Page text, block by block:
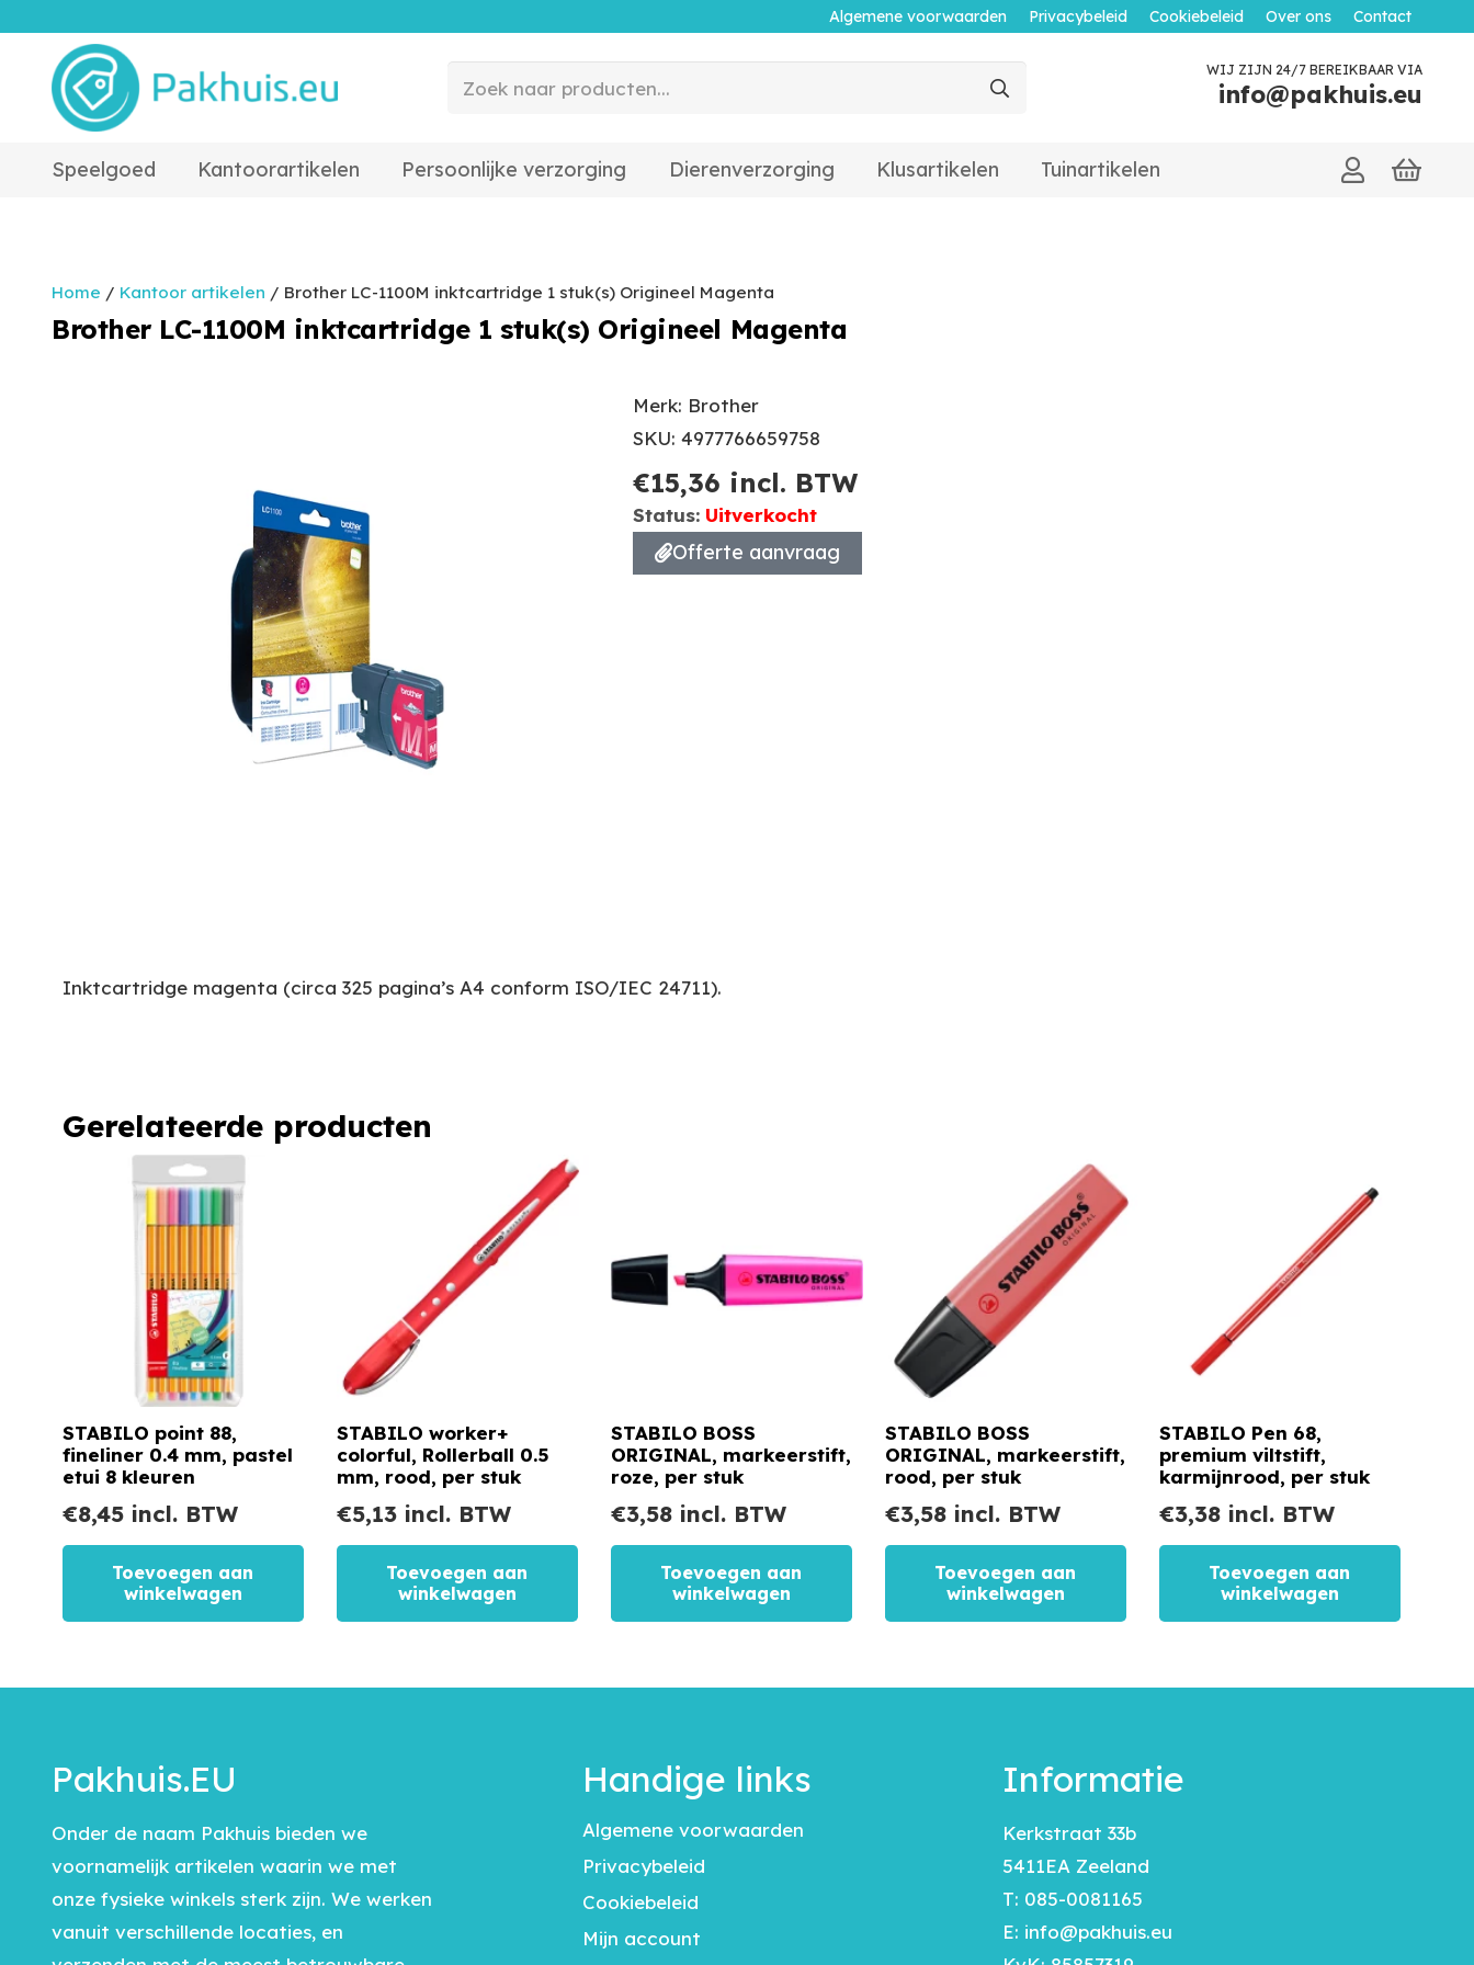
Algemene voorwaarden Privacybeleid Cookiebeleid Over ons Contact
WIJ ZIJN 24/7 BEREIKBAAR VIA
info@pakhuis.eu
Speelgoed Kantoorartikelen Persoonlijke verzorging Dierenverzorging Klusartikelen Tuinartikelen
Home / Kantoor artikelen / Brother LC-1100M inktcartridge 1 stuk(s) Origineel Magenta
Brother LC-1100M inktcartridge 1 stuk(s) Origineel Magenta
Merk: Brother
SKU: 4977766659758
€15,36 incl. BTW
Status: Uitverkocht
Offerte aanvraag
Inktcartridge magenta (circa 325 pagina’s A4 conform ISO/IEC 24711).
Gerelateerde producten
STABILO point 88,
fineliner 0.4 mm, pastel
etui 8 kleuren
€8,45 incl. BTW
Toevoegen aan
winkelwagen
STABILO worker+
colorful, Rollerball 0.5
mm, rood, per stuk
€5,13 incl. BTW
Toevoegen aan
winkelwagen
STABILO BOSS
ORIGINAL, markeerstift,
roze, per stuk
€3,58 incl. BTW
Toevoegen aan
winkelwagen
STABILO BOSS
ORIGINAL, markeerstift,
rood, per stuk
€3,58 incl. BTW
Toevoegen aan
winkelwagen
STABILO Pen 68,
premium viltstift,
karmijnrood, per stuk
€3,38 incl. BTW
Toevoegen aan
winkelwagen
Pakhuis.EU
Onder de naam Pakhuis bieden we
voornamelijk artikelen waarin we met
onze fysieke winkels sterk zijn. We werken
vanuit verschillende locaties, en
Handige links
Algemene voorwaarden
Privacybeleid
Cookiebeleid
Mijn account
Informatie
Kerkstraat 33b
5411EA Zeeland
T: 085-0081165
E: info@pakhuis.eu